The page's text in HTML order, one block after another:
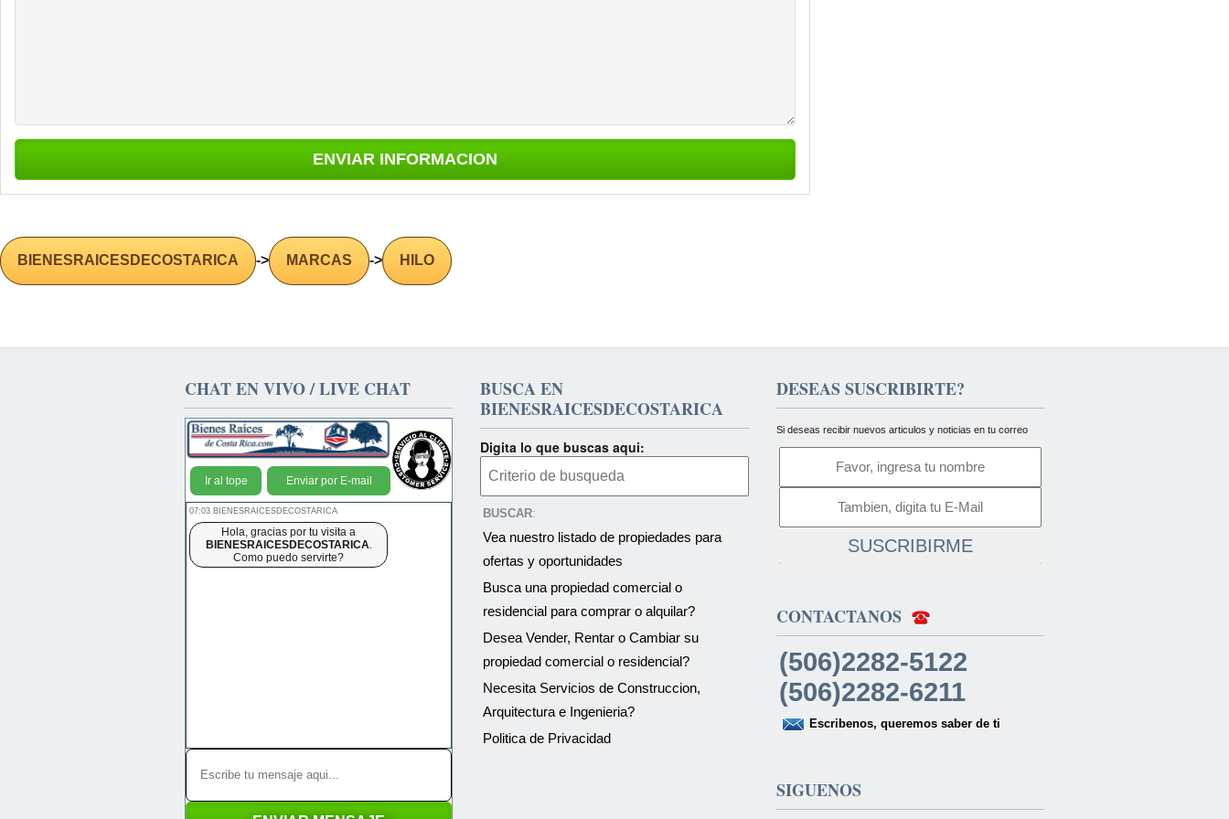
BIENESRAICESDECOSTARICA -> MARCAS -> HILO
CHAT EN VIVO / LIVE CHAT
Ir al tope Enviar por E-mail
07:03 BIENESRAICESDECOSTARICA
Hola, gracias por tu visita a
BIENESRAICESDECOSTARICA.
Como puedo servirte?
BUSCA EN
BIENESRAICESDECOSTARICA
Digita lo que buscas aqui:
BUSCAR:
Vea nuestro listado de propiedades para
ofertas y oportunidades
Busca una propiedad comercial o
residencial para comprar o alquilar?
Desea Vender, Rentar o Cambiar su
propiedad comercial o residencial?
Necesita Servicios de Construccion,
Arquitectura e Ingenieria?
Politica de Privacidad
DESEAS SUSCRIBIRTE?
Si deseas recibir nuevos articulos y noticias en tu correo
SUSCRIBIRME
CONTACTANOS
(506)2282-5122
(506)2282-6211
Escribenos, queremos saber de ti
SIGUENOS